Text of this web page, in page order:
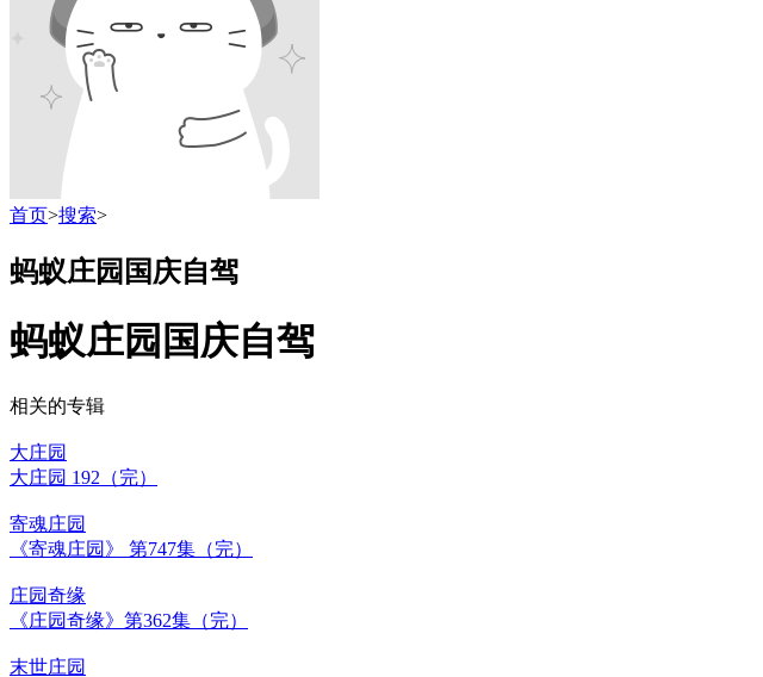
首页>搜索>
蚂蚁庄园国庆自驾
蚂蚁庄园国庆自驾
相关的专辑
大庄园
大庄园 192（完）
寄魂庄园
《寄魂庄园》 第747集（完）
庄园奇缘
《庄园奇缘》第362集（完）
末世庄园